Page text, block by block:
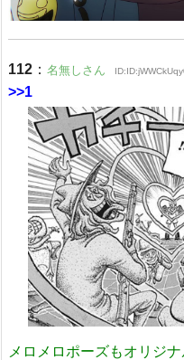
112 ： 名無しさん
>>1
メロメロポーズもオリジ